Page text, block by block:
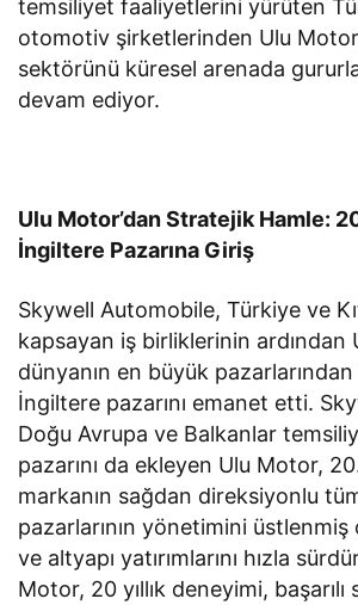
temsiliyet faaliyetlerini yürüten
otomotiv şirketlerinden Ulu
sektörünü küresel arenada
devam ediyor.
Ulu Motor’dan Stratejik Hamle:
İngiltere Pazarına Giriş
Skywell Automobile, Türkiye ve
kapsayan iş birliklerinin ardından
dünyanın en büyük
İngiltere pazarını emanet etti.
Doğu Avrupa ve Balkanlar
pazarını da ekleyen Ulu Motor,
markanın sağdan direksiyonlu
pazarlarının yönetimini
ve altyapı yatırımlarını hızla
Motor, 20 yıllık deneyimi, başarılı